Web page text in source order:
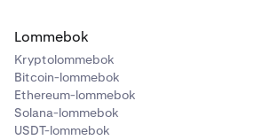
Lommebok
Kryptolommebok
Bitcoin-lommebok
Ethereum-lommebok
Solana-lommebok
USDT-lommebok